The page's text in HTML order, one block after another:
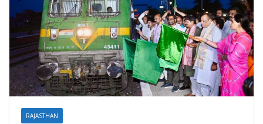
RAJASTHAN